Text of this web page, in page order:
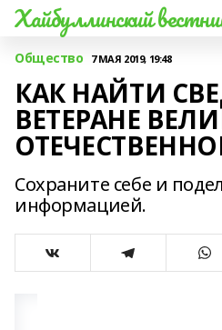
Хайбуллинский
Общество 7 МАЯ 2019, 19:48
КАК НАЙТИ
ВЕТЕРАНЕ
Сохраните себе и
информацией.